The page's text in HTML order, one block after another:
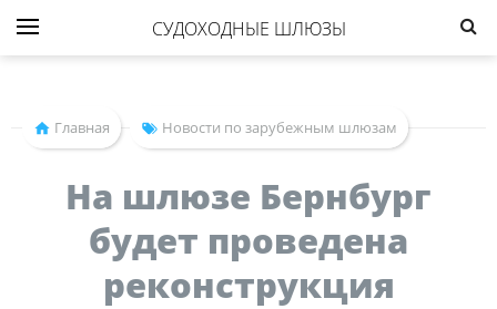
СУДОХОДНЫЕ ШЛЮЗЫ
Главная Новости по зарубежным шлюзам
На шлюзе Бернбург
будет проведена
реконструкция